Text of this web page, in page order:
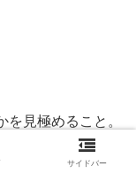
見極めること。
サイドバー